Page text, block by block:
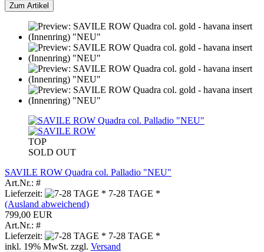
Zum Artikel
TOP
SOLD OUT
SAVILE ROW Quadra col. Palladio "NEU"
Art.Nr.: #
Lieferzeit:
7-28 TAGE *
(Ausland abweichend)
799,00 EUR
Art.Nr.: #
Lieferzeit:
7-28 TAGE *
inkl. 19% MwSt. zzgl. Versand